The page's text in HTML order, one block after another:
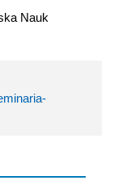
Nauk